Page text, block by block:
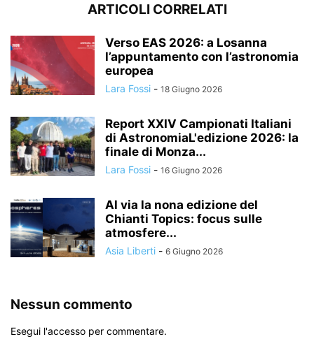
ARTICOLI CORRELATI
Verso EAS 2026: a Losanna
l’appuntamento con l’astronomia
europea
Lara Fossi - 18 Giugno 2026
Report XXIV Campionati Italiani
di AstronomiaL'edizione 2026: la
finale di Monza...
Lara Fossi - 16 Giugno 2026
Al via la nona edizione del
Chianti Topics: focus sulle
atmosfere...
Asia Liberti - 6 Giugno 2026
Nessun commento
Esegui l'accesso per commentare.